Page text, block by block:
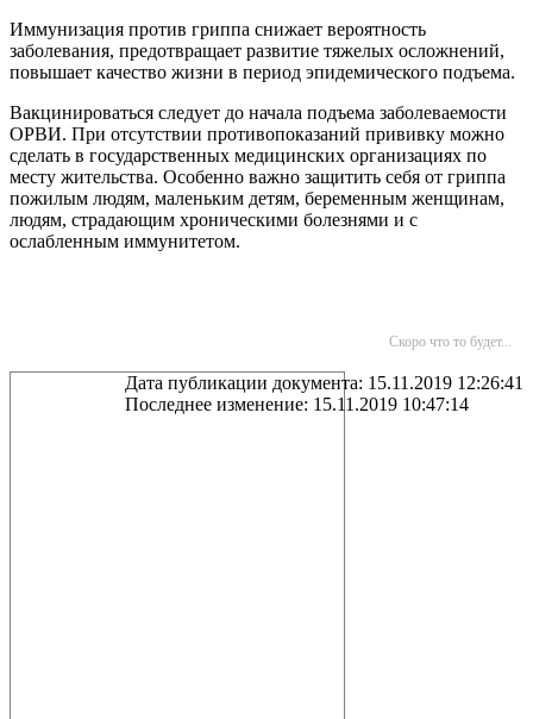
Иммунизация против гриппа снижает вероятность
заболевания, предотвращает развитие тяжелых осложнений,
повышает качество жизни в период эпидемического подъема.
Вакцинироваться следует до начала подъема заболеваемости
ОРВИ. При отсутствии противопоказаний прививку можно
сделать в государственных медицинских организациях по
месту жительства. Особенно важно защитить себя от гриппа
пожилым людям, маленьким детям, беременным женщинам,
людям, страдающим хроническими болезнями и с
ослабленным иммунитетом.
Скоро что то будет...
Дата публикации документа: 15.11.2019 12:26:41
Последнее изменение: 15.11.2019 10:47:14